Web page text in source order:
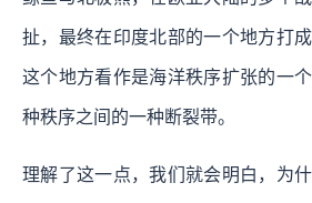
扯，最终在印度北部的一个地方打
这个地方看作是海洋秩序扩张的一
种秩序之间的一种断裂带。
理解了这一点，我们就会明白，为